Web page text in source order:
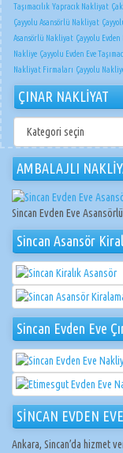
Taşımacılık Yapracık Nakliyat
Çayyolu Asansörlü Nakliyat
Asansörlü Nakliyat Çayyolu
Nakliye Çayyolu Evden Eve
Nakliyat Firmaları Çayyolu
ÇINAR NAKLİYAT
ÇINAR
NAKLİYAT
AMBALAJLI
Sincan Evden Eve Asansörlü
Sincan Asansör
Sincan Evden Eve
SİNCAN EVDEN
Ankara, Sincan’da hizmet